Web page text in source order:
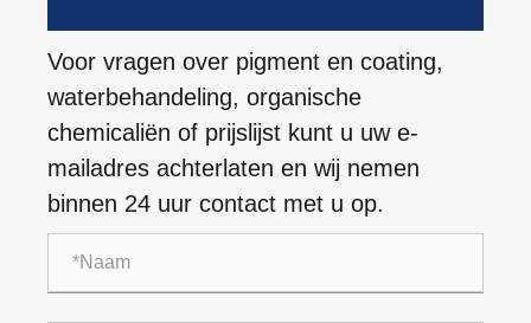
Voor vragen over pigment en coating,
waterbehandeling, organische
chemicaliën of prijslijst kunt u uw e-
mailadres achterlaten en wij nemen
binnen 24 uur contact met u op.